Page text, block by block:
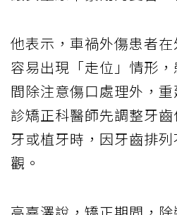
他表示，車禍外傷患者
容易出現「走位」情形
間除注意傷口處理外，
診矯正科醫師先調整牙
牙或植牙時，因牙齒排
觀。